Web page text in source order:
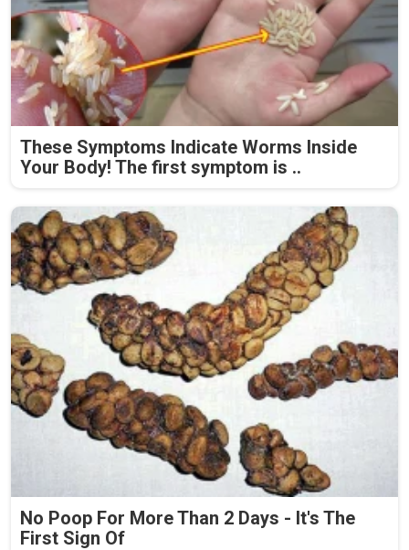
These Symptoms Indicate Worms Inside
Your Body! The first symptom is ..
No Poop For More Than 2 Days - It's The
First Sign Of